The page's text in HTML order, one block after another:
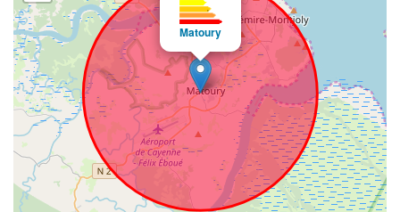
Matoury